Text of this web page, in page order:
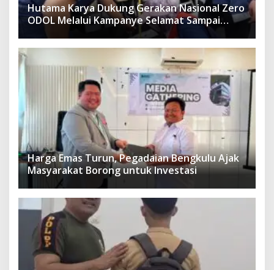
Hutama Karya Dukung Gerakan Nasional Zero
ODOL Melalui Kampanye Selamat Sampai
Harga Emas Turun, Pegadaian Bengkulu Ajak
Masyarakat Borong untuk Investasi